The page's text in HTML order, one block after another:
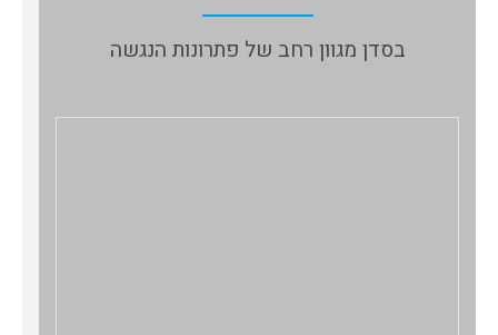
בסדן מגוון רחב של פתרונות הנגשה